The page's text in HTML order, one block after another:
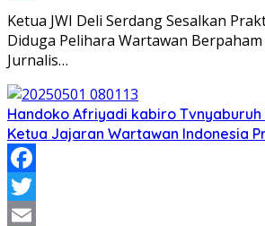
Share
Ketua JWI Deli Serdang Sesalkan
Diduga Pelihara Wartawan Berpaham
Jurnalis…
Handoko Afriyadi kabiro
Ketua Jajaran Wartawan Indonesia
Facebook
Twitter